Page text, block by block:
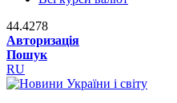
44.4278
Авторизація
Пошук
RU